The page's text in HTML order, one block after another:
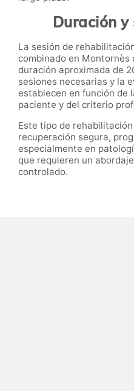
Duración
La sesión de
combinado en Montornès
duración aproximada de
sesiones necesarias y la
establecen en función de
paciente y del criterio
Este tipo de
recuperación segura,
especialmente en
que requieren un
controlado.